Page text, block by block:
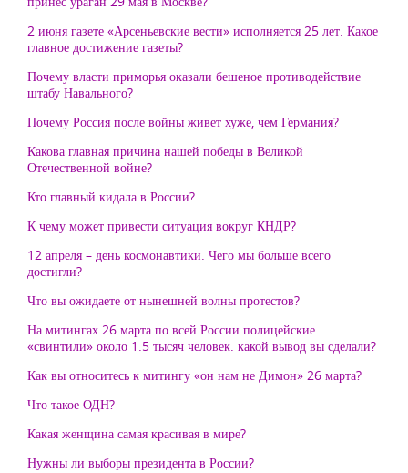
2 июня газете «Арсеньевские вести» исполняется 25 лет. Какое
главное достижение газеты?
Почему власти приморья оказали бешеное противодействие
штабу Навального?
Почему Россия после войны живет хуже, чем Германия?
Какова главная причина нашей победы в Великой
Отечественной войне?
Кто главный кидала в России?
К чему может привести ситуация вокруг КНДР?
12 апреля – день космонавтики. Чего мы больше всего
достигли?
Что вы ожидаете от нынешней волны протестов?
На митингах 26 марта по всей России полицейские
«свинтили» около 1.5 тысяч человек. какой вывод вы сделали?
Как вы относитесь к митингу «он нам не Димон» 26 марта?
Что такое ОДН?
Какая женщина самая красивая в мире?
Нужны ли выборы президента в России?